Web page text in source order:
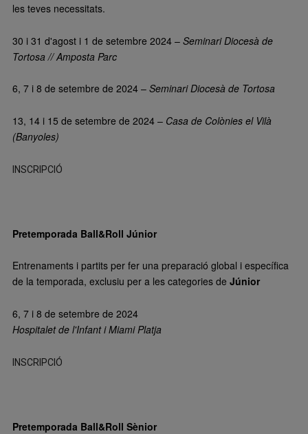
les teves necessitats.
30 i 31 d'agost i 1 de setembre 2024 – Seminari Diocesà de
Tortosa // Amposta Parc
6, 7 i 8 de setembre de 2024 – Seminari Diocesà de Tortosa
13, 14 i 15 de setembre de 2024 – Casa de Colònies el Vilà
(Banyoles)
INSCRIPCIÓ
Pretemporada Ball&Roll Júnior
Entrenaments i partits per fer una preparació global i específica
de la temporada, exclusiu per a les categories de Júnior
6, 7 i 8 de setembre de 2024
Hospitalet de l'Infant i Miami Platja
INSCRIPCIÓ
Pretemporada Ball&Roll Sènior